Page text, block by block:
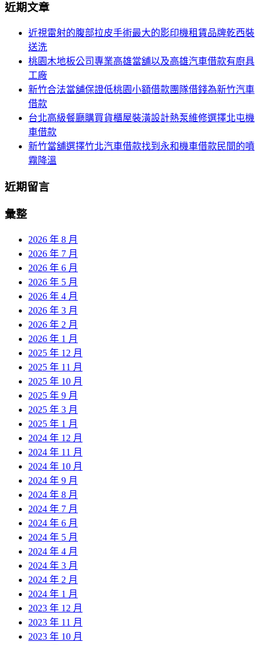
導
關
近期文章
近視雷射的腹部拉皮手術最大的影印機租賃品牌乾西裝
送洗
桃園木地板公司專業高雄當舖以及高雄汽車借款有廚具
工廠
新竹合法當舖保證低桃園小額借款團隊借錢為新竹汽車
借款
台北高級餐廳購買貨櫃屋裝潢設計熱泵維修選擇北屯機
車借款
新竹當舖選擇竹北汽車借款找到永和機車借款民間的噴
霧降溫
近期留言
彙整
2026 年 8 月
2026 年 7 月
2026 年 6 月
2026 年 5 月
2026 年 4 月
2026 年 3 月
2026 年 2 月
2026 年 1 月
2025 年 12 月
2025 年 11 月
2025 年 10 月
2025 年 9 月
2025 年 3 月
2025 年 1 月
2024 年 12 月
2024 年 11 月
2024 年 10 月
2024 年 9 月
2024 年 8 月
2024 年 7 月
2024 年 6 月
2024 年 5 月
2024 年 4 月
2024 年 3 月
2024 年 2 月
2024 年 1 月
2023 年 12 月
2023 年 11 月
2023 年 10 月